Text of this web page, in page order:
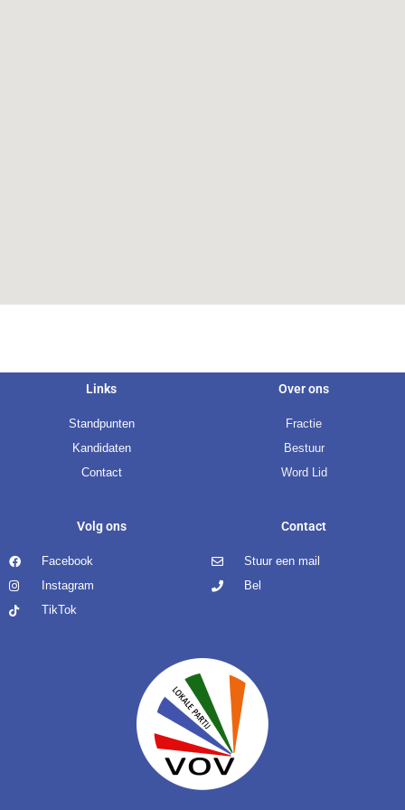
Links
Standpunten
Kandidaten
Contact
Over ons
Fractie
Bestuur
Word Lid
Volg ons
Facebook
Instagram
TikTok
Contact
Stuur een mail
Bel